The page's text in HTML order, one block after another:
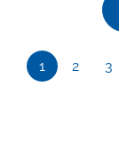
1 2 3